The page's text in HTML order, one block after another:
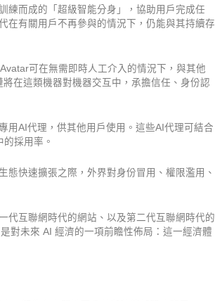
練而成的「超級智能分身」，協助用戶完成任
在有關用戶不再參與的情況下，仍能與其持續存
可在無需即時人工介入的情況下，與其他
在這類機器對機器交互中，承擔信任、身份認
用AI代理，供其他用戶使用。這些AI代理可結合
採用率。
快速擴張之際，外界對身份冒用、權限濫用、
代互聯網時代的網站、以及第二代互聯網時代的
對未來 AI 經濟的一項前瞻性佈局：這一經濟體